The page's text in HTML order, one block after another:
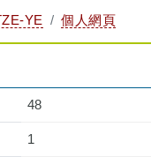
YE 個人網頁
48
1